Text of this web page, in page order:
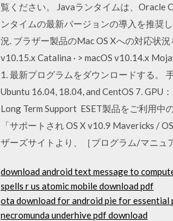
覧ください。 Javaランタイムは、Oracle
ンタイムの最新バージョンの導入を推奨
況. ブラザー製品のMac OS Xへの対応状
v10.15.x Catalina · > macOS v10.14.x
1. 最新プログラムをダウンロードする。
Ubuntu 16.04, 18.04, and CentOS 7. GPU
Long Term Support ESET製品をご利用中
「サポートされ OS X v10.9 Mavericks /
ザーズサイトより、［プログラム/マニ
download android text message to
spells r us atomic mobile download pdf
ota download for android pie for essential
necromunda underhive pdf download